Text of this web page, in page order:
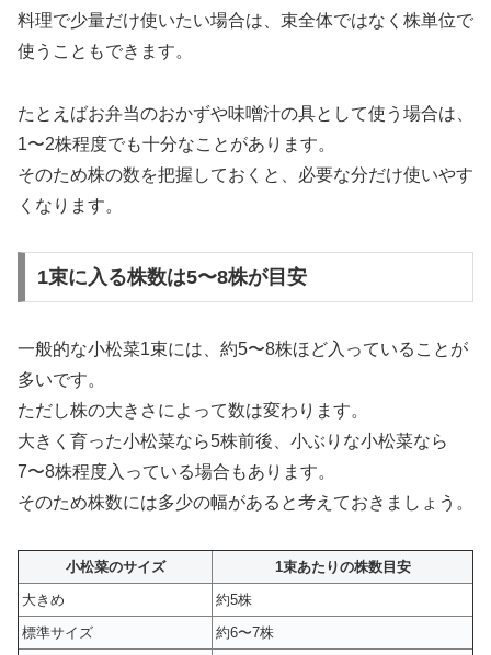
料理で少量だけ使いたい場合は、束全体ではなく株単位で
使うこともできます。
たとえばお弁当のおかずや味噌汁の具として使う場合は、
1〜2株程度でも十分なことがあります。
そのため株の数を把握しておくと、必要な分だけ使いやす
くなります。
1束に入る株数は5〜8株が目安
一般的な小松菜1束には、約5〜8株ほど入っていることが
多いです。
ただし株の大きさによって数は変わります。
大きく育った小松菜なら5株前後、小ぶりな小松菜なら
7〜8株程度入っている場合もあります。
そのため株数には多少の幅があると考えておきましょう。
小松菜のサイズ
1束あたりの株数目安
大きめ
約5株
標準サイズ
約6〜7株